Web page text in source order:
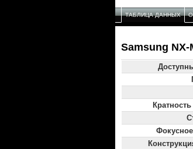
ТАБЛИЦА ДАННЫХ
Samsung NX-